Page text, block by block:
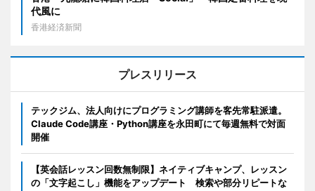
代風に
香港経済新聞
プレスリリース
テックジム、法人向けにプログラミング講師を客先常駐派遣。
Claude Code講座・Python講座を永田町にて毎週無料で対面
開催
【英会話レッスン回数無制限】ネイティブキャンプ、レッスン
の「文字起こし」機能をアップデート 検索や部分リピートな